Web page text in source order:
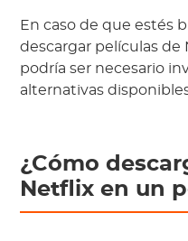
En caso de que estés
descargar películas
podría ser necesario
alternativas
¿Cómo
Netflix en un